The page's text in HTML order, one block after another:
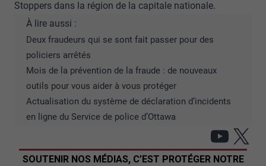
Stoppers dans la région de la capitale nationale.
À lire aussi :
Deux fraudeurs qui se sont fait passer pour des
policiers arrêtés
Mois de la prévention de la fraude : de nouveaux
outils pour vous aider à vous protéger
Actualisation du système de déclaration d’incidents
en ligne du Service de police d’Ottawa
X
SOUTENIR NOS MÉDIAS, C’EST PROTÉGER NOTRE